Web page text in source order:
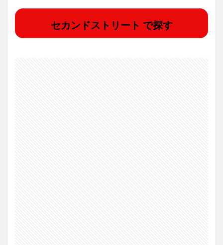
セカンドストリート で探す